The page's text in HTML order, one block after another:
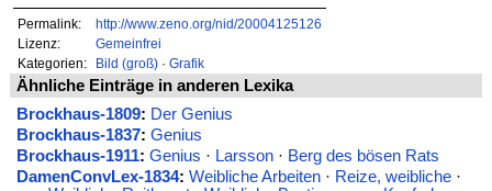
Permalink:
http://www.zeno.org/nid/20004125126
Lizenz:
Gemeinfrei
Kategorien:
Bild (groß)· Grafik
Ähnliche Einträge in anderen Lexika
Brockhaus-1809: Der Genius
Brockhaus-1837: Genius
Brockhaus-1911: Genius · Larsson· Berg des bösen Rats
DamenConvLex-1834: Weibliche Arbeiten· Reize, weibliche·